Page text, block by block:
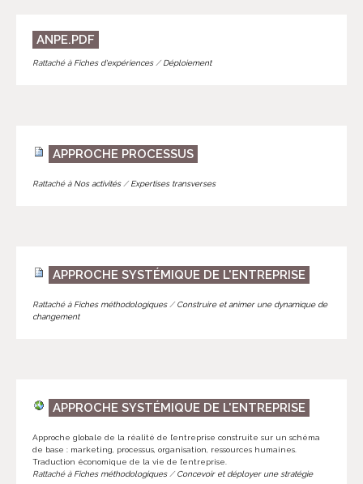
ANPE.PDF
Rattaché à Fiches d'expériences / Déploiement
APPROCHE PROCESSUS
Rattaché à Nos activités / Expertises transverses
APPROCHE SYSTÉMIQUE DE L'ENTREPRISE
Rattaché à Fiches méthodologiques / Construire et animer une dynamique de
changement
APPROCHE SYSTÉMIQUE DE L'ENTREPRISE
Approche globale de la réalité de l’entreprise construite sur un schéma
de base : marketing, processus, organisation, ressources humaines.
Traduction économique de la vie de l’entreprise.
Rattaché à Fiches méthodologiques / Concevoir et déployer une stratégie